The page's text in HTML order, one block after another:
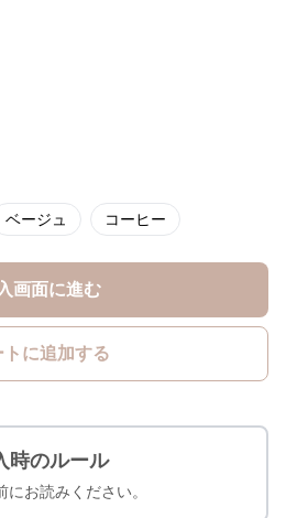
ベージュ コーヒー
画面に進む
トに追加する
時のルール
にお読みください。